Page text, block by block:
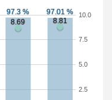
2.5
5.0
7.5
10.0